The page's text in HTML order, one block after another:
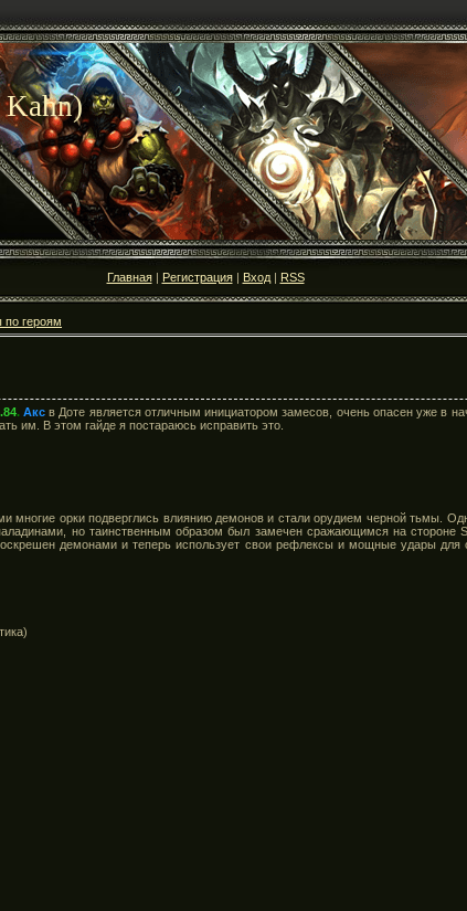
Главная| Регистрация| Вход| RSS
по героям
. Аксв Доте является отличным инициатором замесов, очень опасен уже в
им. В этом гайде я постараюсь исправить это.
многие орки подверглись влиянию демонов и стали орудием черной тьмы.
но таинственным образом был замечен сражающимся на стороне
демонами и теперь использует свои рефлексы и мощные удары для